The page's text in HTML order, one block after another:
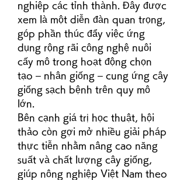
nghiệp các tỉnh thành. Đây được
xem là một diễn đàn quan trọng,
góp phần thúc đẩy việc ứng
dụng rộng rãi công nghệ nuôi
cấy mô trong hoạt động chọn
tạo – nhân giống – cung ứng cây
giống sạch bệnh trên quy mô
lớn.
Bên cạnh giá trị học thuật, hội
thảo còn gợi mở nhiều giải pháp
thực tiễn nhằm nâng cao năng
suất và chất lượng cây giống,
giúp nông nghiệp Việt Nam theo